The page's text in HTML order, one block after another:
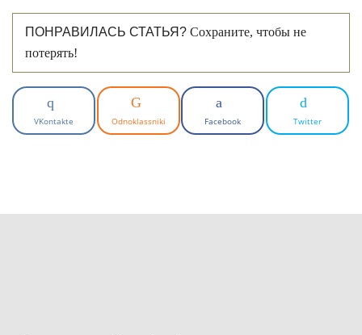
ПОНРАВИЛАСЬ СТАТЬЯ? Сохраните, чтобы не
потерять!
VKontakte Odnoklassniki Facebook Twitter